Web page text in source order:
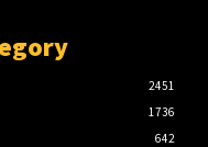
2451
1736
642